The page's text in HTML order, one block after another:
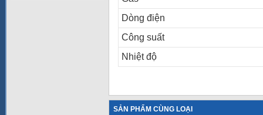
Dòng điện
Công suất
Nhiệt độ
SẢN PHẨM CÙNG LOẠI